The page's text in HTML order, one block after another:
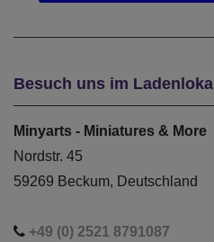
Besuch uns im Ladenlokal
Minyarts - Miniatures & More
Nordstr. 45
59269 Beckum, Deutschland
+49 (0) 2521 8791087